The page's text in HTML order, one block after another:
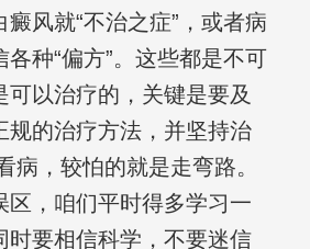
癜风就“不治之症”，或者病
种“偏方”。这些都是不可
可以治疗的，关键是要及
规的治疗方法，并坚持治
病，较怕的就是走弯路。
区，咱们平时得多学习一
时要相信科学，不要迷信